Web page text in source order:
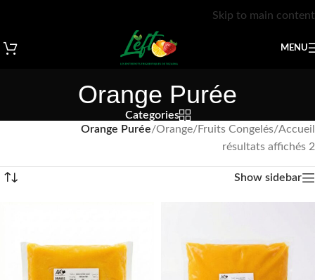
Skip to main content
MENU
Orange Purée
Categories
Accueil
/
Fruits Congelés
/
Orange
/
Orange Purée
2 résultats affichés
Show sidebar